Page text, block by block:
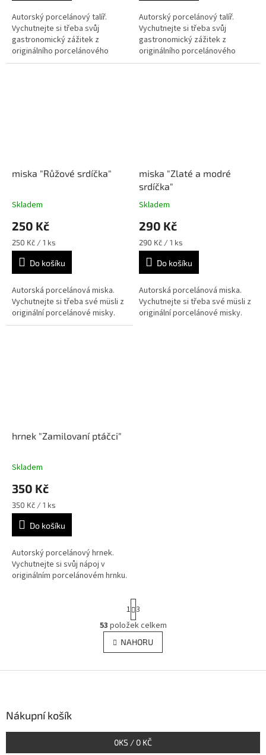
Autorský porcelánový talíř.
Vychutnejte si třeba svůj
gastronomický zážitek z
originálního porcelánového
talíře.
Autorský porcelánový talíř.
Vychutnejte si třeba svůj
gastronomický zážitek z
originálního porcelánového
talíře.
miska "Růžové srdíčka"
Skladem
250 Kč
Měrná
cena:
250 Kč / 1 ks
Do košíku
Autorská porcelánová miska.
Vychutnejte si třeba své müsli z
originální porcelánové misky.
miska "Zlaté a modré
srdíčka"
Skladem
290 Kč
Měrná
cena:
290 Kč / 1 ks
Do košíku
Autorská porcelánová miska.
Vychutnejte si třeba své müsli z
originální porcelánové misky.
hrnek "Zamilovaní ptáčci"
Skladem
350 Kč
Měrná
cena:
350 Kč / 1 ks
Do košíku
Autorský porcelánový hrnek.
Vychutnejte si svůj nápoj v
originálním porcelánovém hrnku.
O
v
l
r
v
t
r
á
n
k
v
1 3
53 položek celkem
NAHORU
Nákupní košík
0KS / 0 KČ